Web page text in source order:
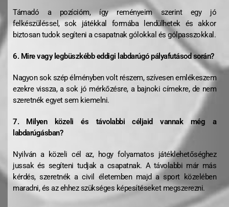
Támadó a pozícióm, így reményeim szerint egy jó
felkészüléssel, sok játékkal formába lendülhetek és akkor
biztosan tudok segíteni a csapatnak gólokkal és gólpasszokkal.
6. Mire vagy legbüszkébb eddigi labdarúgó pályafutásod során?
Nagyon sok szép élményben volt részem, szívesen emlékeszem
ezekre vissza, a sok jó mérkőzésre, a bajnoki címekre, de nem
szeretnék egyet sem kiemelni.
7. Milyen közeli és távolabbi céljaid vannak még a
labdarúgásban?
Nyilván a közeli cél az, hogy folyamatos játéklehetőséghez
jussak és segíteni tudjak a csapatnak. A távolabbi már más
kérdés, szeretnék a civil életemben majd a sport közelében
maradni, és az ehhez szükséges képesítéseket megszerezni.